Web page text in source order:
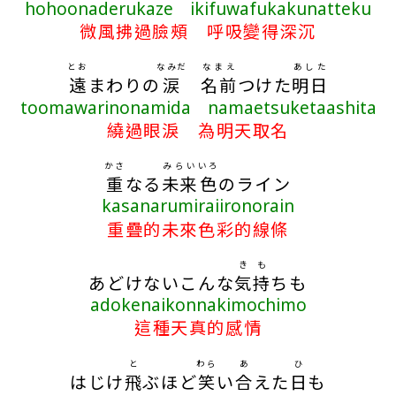
hohoonaderukaze ikifuwafukakunatteku
微風拂過臉頰 呼吸變得深沉
遠
とお
まわりの 涙
なみだ
名前
なまえ
つけた明日
あした
toomawarinonamida namaetsuketaashita
繞過眼淚 為明天取名
重
かさ
なる未来
みらい
色
いろ
のライン
kasanarumiraiironorain
重疊的未來色彩的線條
あどけないこんな気
き
持
も
ちも
adokenaikonnakimochimo
這種天真的感情
はじけ飛
と
ぶほど笑
わら
い合
あ
えた 日
ひ
も